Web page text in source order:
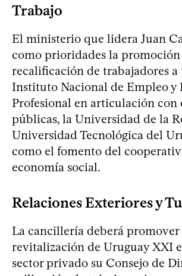
Trabajo
El ministerio que lidera Juan
como prioridades la promoción
recalificación de trabajadores a
Instituto Nacional de Empleo y
Profesional en articulación con
públicas, la Universidad de la
Universidad Tecnológica del
como el fomento del
economía social.
Relaciones Exteriores y
La cancillería deberá promover
revitalización de Uruguay XXI
sector privado su Consejo de